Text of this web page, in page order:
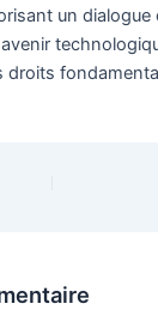
un dialogue
droits